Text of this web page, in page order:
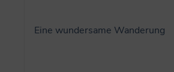
Eine wundersame Wanderung